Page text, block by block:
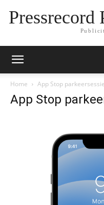
Pressrecord
Home App Stop parkeersessie
App Stop